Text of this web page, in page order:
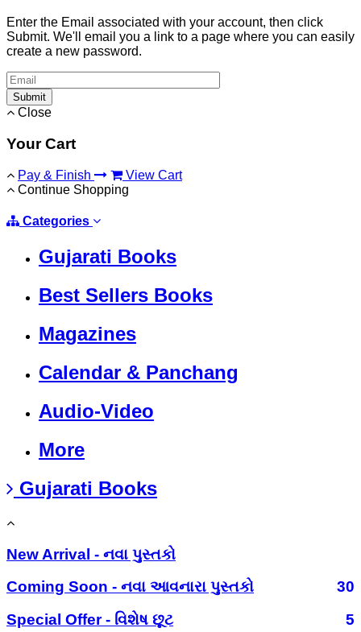
Enter the Email associated with your account, then click
Submit. We'll email you a link to a page where you can easily
create a new password.
Submit
Close
Your Cart
Pay & Finish
View Cart
Continue Shopping
Categories
Gujarati Books
Best Sellers Books
Magazines
Calendar & Panchang
Audio-Video
More
Gujarati Books
New Arrival - નવા પુસ્તકો
Coming Soon - નવા આવનારા પુસ્તકો
30
Special Offer - વિશેષ છૂટ
5